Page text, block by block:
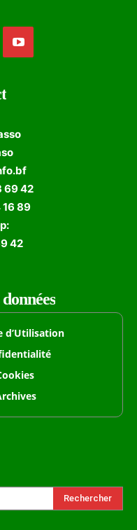
69 42
89
42
d’Utilisation
Rechercher